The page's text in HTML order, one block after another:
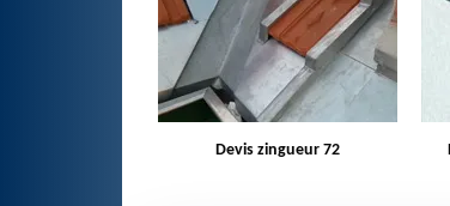
Devis pose de gouttière 72